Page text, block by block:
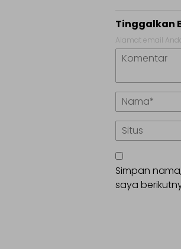
Tinggalkan
Alamat email
Simpan
saya